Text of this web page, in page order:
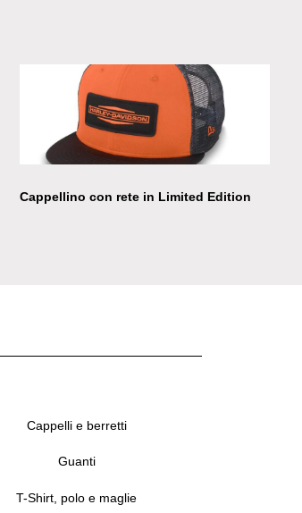
Cappellino con rete in Limited Edition
Cappelli e berretti
Guanti
T-Shirt, polo e maglie